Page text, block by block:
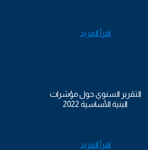
اقرأ المزيد
التقرير السنوي حول مؤشرات
البنية الأساسية 2022
اقرأ المزيد